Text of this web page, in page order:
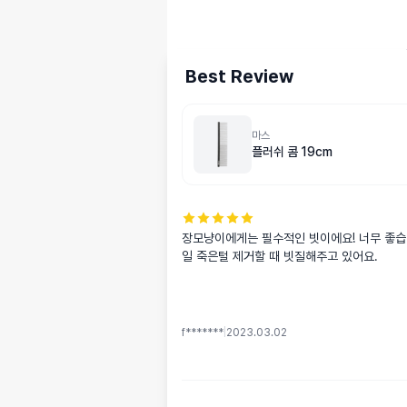
Best Review
마스
플러쉬 콤 19cm
장모냥이에게는 필수적인 빗이에요! 너무 좋
일 죽은털 제거할 때 빗질해주고 있어요.
f******* 2023.03.02